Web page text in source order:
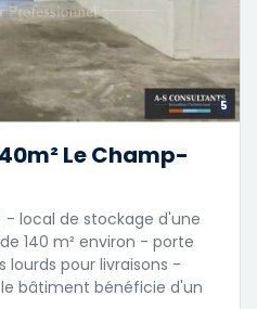
5
Le Champ-
- local de stockage d'une
140 m² environ - porte
pour livraisons -
bâtiment bénéficie d'un